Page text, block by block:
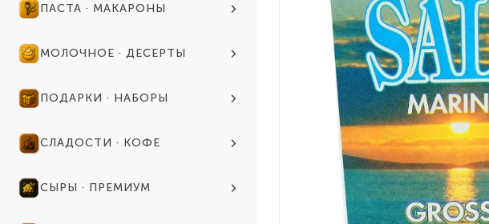
ПАСТА · МАКАРОНЫ
МОЛОЧНОЕ · ДЕСЕРТЫ
ПОДАРКИ · НАБОРЫ
СЛАДОСТИ · КОФЕ
СЫРЫ · ПРЕМИУМ